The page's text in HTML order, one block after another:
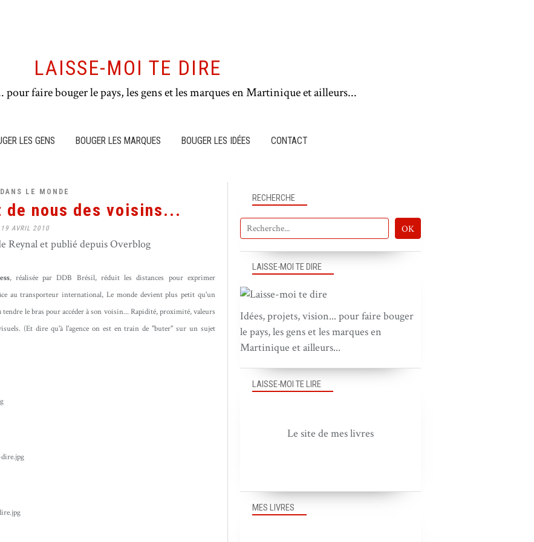
LAISSE-MOI TE DIRE
faire bouger le pays, les gens et les marques en Martinique et ailleurs...
LES GENS BOUGER LES MARQUES BOUGER LES IDÉES CONTACT
LE MONDE
de nous des voisins...
19 AVRIL 2010
Reynal et publié depuis Overblog
, réalisée par DDB Brésil, réduit les distances pour exprimer
au transporteur international, Le monde devient plus petit qu'un
le bras pour accéder à son voisin... Rapidité, proximité, valeurs
(Et dire qu'à l'agence on est en train de "buter" sur un sujet
RECHERCHE
LAISSE-MOI TE DIRE
Idées, projets, vision... pour faire bouger
le pays, les gens et les marques en
Martinique et ailleurs...
MES LIVRES
LAISSE-MOI TE LIRE
Le site de mes livres